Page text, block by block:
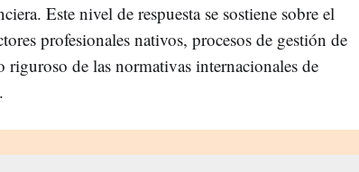
Este nivel de respuesta se sostiene sobre el
profesionales nativos, procesos de gestión de
de las normativas internacionales de